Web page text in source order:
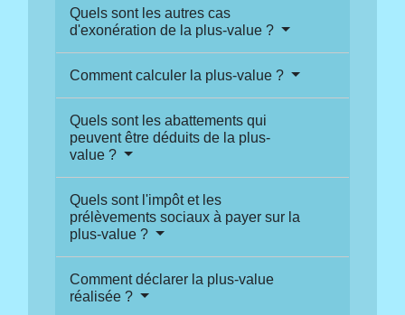
Quels sont les autres cas
d'exonération de la plus-value ?
Comment calculer la plus-value ?
Quels sont les abattements qui
peuvent être déduits de la plus-
value ?
Quels sont l'impôt et les
prélèvements sociaux à payer sur la
plus-value ?
Comment déclarer la plus-value
réalisée ?